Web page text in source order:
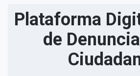
Plataforma
de